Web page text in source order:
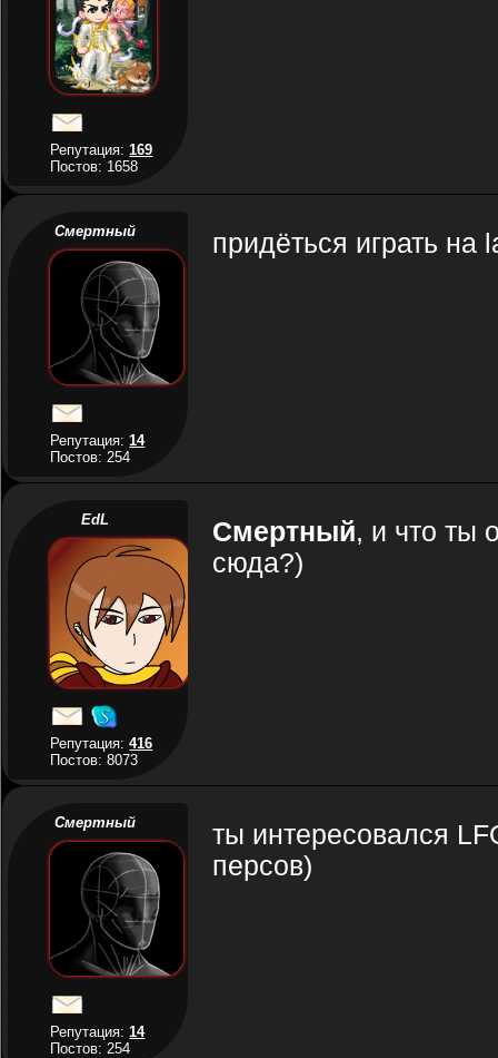
Репутация:169
Постов: 1658
Смертный
Репутация:14
Постов: 254
придёться играть на
EdL
Репутация:416
Постов: 8073
Смертный, и что ты
сюда?)
Смертный
Репутация:14
Постов: 254
ты интересовался
персов)